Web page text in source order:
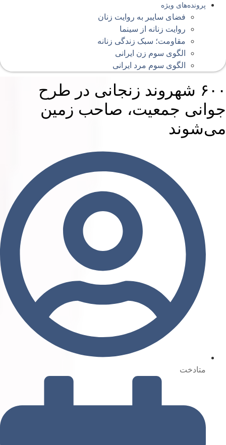
پرونده‌های ویژه
فضای سایبر به روایت زنان
روایت زنانه از سینما
مقاومت؛ سبک زندگی زنانه
الگوی سوم زن ایرانی
الگوی سوم مرد ایرانی
۶۰۰ شهروند زنجانی در طرح
جمعیت، صاحب زمین
متادخت